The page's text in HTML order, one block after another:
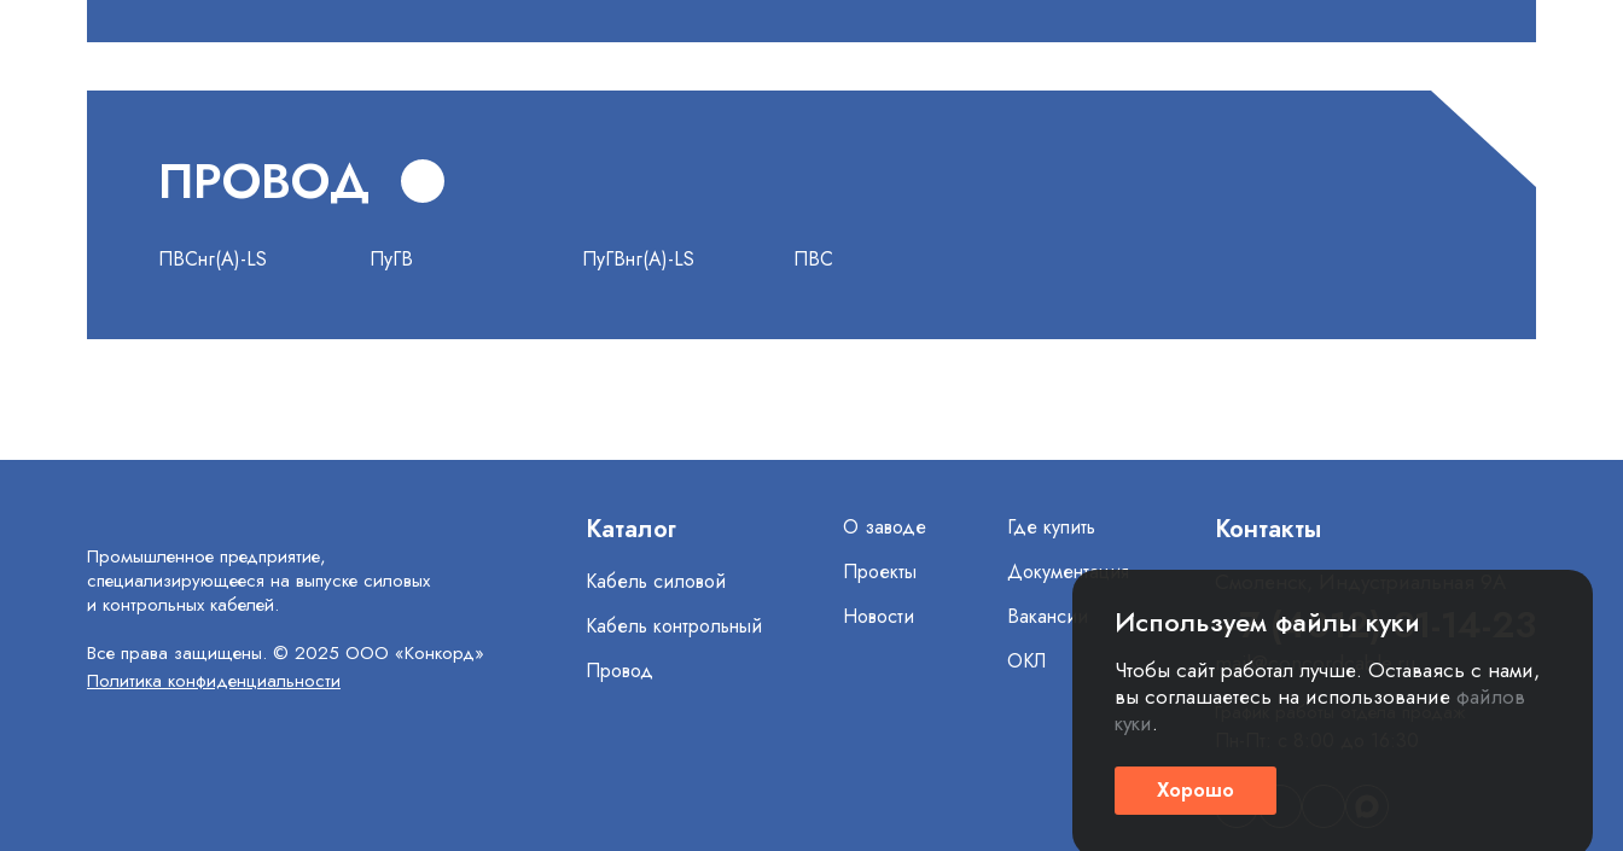
ПРОВОД
ПВСнг(А)-LS ПуГВ ПуГВнг(А)-LS ПВС
Промышленное предприятие,
специализирующееся на выпуске силовых
и контрольных кабелей.
Все права защищены. © 2025 ООО «Конкорд»
Политика конфиденциальности
Каталог
Кабель силовой
Кабель контрольный
Провод
О заводе
Проекты
Новости
Где купить
Документация
Вакансии
ОКЛ
Контакты
+7 (4812) 31-14-23
mail@concordcable.ru
График работы отдела продаж
Используем файлы куки
Чтобы сайт работал лучше. Оставаясь с нами,
вы соглашаетесь на использование файлов
куки.
Хорошо